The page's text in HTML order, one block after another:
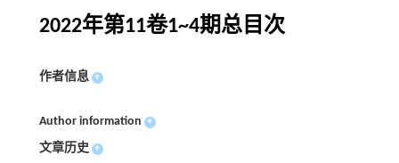
2022年第11卷1~4期总目次
作者信息 +
Author information +
文章历史 +